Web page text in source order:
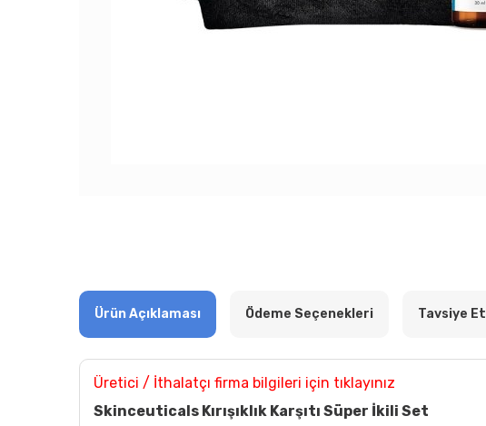
Ürün Açıklaması Ödeme Seçenekleri Tavsiye Et
Üretici / İthalatçı firma bilgileri için tıklayınız
Skinceuticals Kırışıklık Karşıtı Süper İkili Set